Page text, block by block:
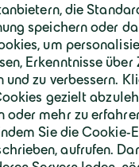
in diesem Jahr